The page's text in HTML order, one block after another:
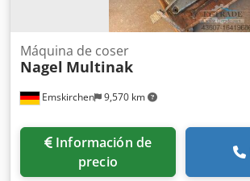
Emskirchen 9,570 km
Máquina de coser
Nagel Multinak
Información de
precio